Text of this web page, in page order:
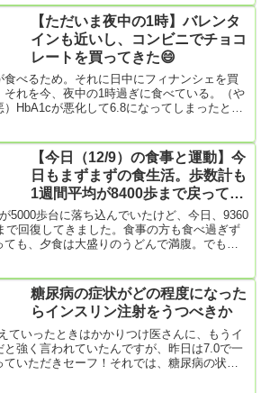
という。その辺りのことをググってみる
トしました。〈引用〉NHKの【あの人の健康
一言は、“常に自分の体調を知る”です。小倉さ
【ただいま夜中の1時】バレンタ
インも近いし、コンビニでチョコ
レートを買ってきた😄
べるため。それに日中にフィナンシェを買
それを今、夜中の1時過ぎに食べている。（や
HbA1cが悪化して6.8になってしまったとい
ど、どうするかな。糖尿病でない人がうら
アイスクリーム（ジャンボチョコモナカ）
リッとした食感を期待して買ったのに、モナ
【今日（12/9）の食事と運動】今
日もまずまずの食生活。歩数計も
1週間平均が8400歩まで戻ってき
た＼(^o^)／
5000歩台に落ち込んでいたけど、今日、9360
で回復してきました。食事の方も食べ過ぎず
ても、夕食は大盛りのうどんで満腹。でも妻
たいちゃんとできるようになります。妻が
陰だな。
糖尿病の症状がどの程度になった
らインスリン注射をうつべきか
ていったときはかかりつけ医さんに、もうイ
と強く言われていたんですが、昨日は7.0で一
いただきセーフ！それでは、糖尿病の状態